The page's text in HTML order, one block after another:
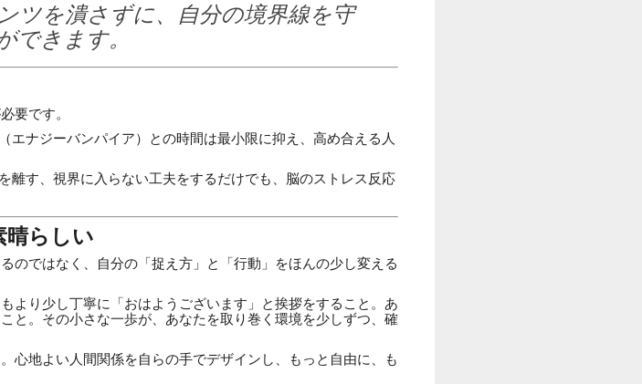
ツを潰さずに、自分の境界線を守
できます。
要です。
エナジーバンパイア）との時間は最小限に抑え、高め合える人
離す、視界に入らない工夫をするだけでも、脳のストレス反応
晴らしい
のではなく、自分の「捉え方」と「行動」をほんの少し変える
より少し丁寧に「おはようございます」と挨拶をすること。あ
と。その小さな一歩が、あなたを取り巻く環境を少しずつ、確
心地よい人間関係を自らの手でデザインし、もっと自由に、も